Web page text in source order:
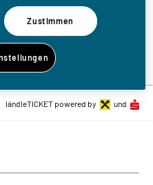
Eventliste
ländleTICKET powered by und
Zustimmen